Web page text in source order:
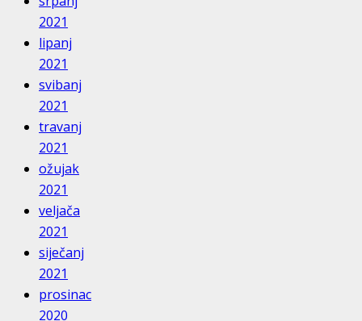
2021
lipanj
2021
svibanj
2021
travanj
2021
ožujak
2021
veljača
2021
siječanj
2021
prosinac
2020